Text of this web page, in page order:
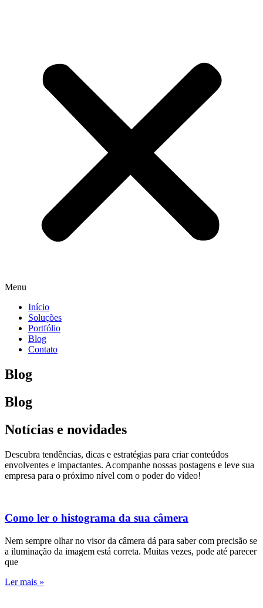
Menu
Início
Soluções
Portfólio
Blog
Contato
Blog
Blog
Notícias e novidades
Descubra tendências, dicas e estratégias para criar conteúdos
envolventes e impactantes. Acompanhe nossas postagens e leve sua
empresa para o próximo nível com o poder do vídeo!
Como ler o histograma da sua câmera
Nem sempre olhar no visor da câmera dá para saber com precisão se
a iluminação da imagem está correta. Muitas vezes, pode até parecer
que
Ler mais »